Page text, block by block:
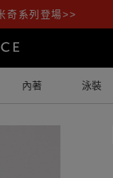
奇系列登場>>
內著 泳裝